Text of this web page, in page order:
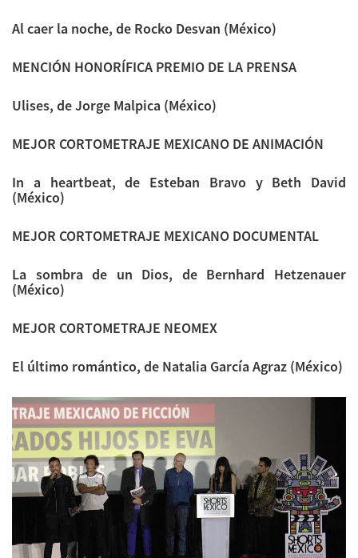
Al caer la noche, de Rocko Desvan (México)
MENCIÓN HONORÍFICA PREMIO DE LA PRENSA
Ulises, de Jorge Malpica (México)
MEJOR CORTOMETRAJE MEXICANO DE ANIMACIÓN
In a heartbeat, de Esteban Bravo y Beth David
(México)
MEJOR CORTOMETRAJE MEXICANO DOCUMENTAL
La sombra de un Dios, de Bernhard Hetzenauer
(México)
MEJOR CORTOMETRAJE NEOMEX
El último romántico, de Natalia García Agraz (México)